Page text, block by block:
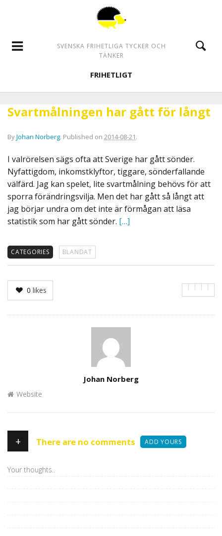
SVENSKA FRIHETLIGA TYCKER OCH
TÄNKER
FRIHETLIGT
Svartmålningen har gått för långt
ByJohan Norberg. Published on 2014-08-21.
I valrörelsen sägs ofta att Sverige har gått sönder.
Nyfattigdom, inkomstklyftor, tiggare, sönderfallande
välfärd. Jag kan spelet, lite svartmålning behövs för att
sporra förändringsvilja. Men det har gått så långt att
jag börjar undra om det inte är förmågan att läsa
statistik som har gått sönder. […]
CATEGORIES BLANDAT
0 likes
Johan Norberg
Website
+ There are no comments ADD YOURS